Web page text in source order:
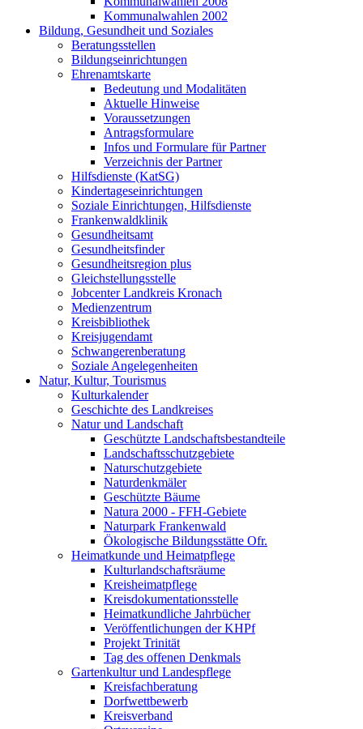
Kommunalwahlen 2002
Bildung, Gesundheit und Soziales
Beratungsstellen
Bildungseinrichtungen
Ehrenamtskarte
Bedeutung und Modalitäten
Aktuelle Hinweise
Voraussetzungen
Antragsformulare
Infos und Formulare für Partner
Verzeichnis der Partner
Hilfsdienste (KatSG)
Kindertageseinrichtungen
Soziale Einrichtungen, Hilfsdienste
Frankenwaldklinik
Gesundheitsamt
Gesundheitsfinder
Gesundheitsregion plus
Gleichstellungsstelle
Jobcenter Landkreis Kronach
Medienzentrum
Kreisbibliothek
Kreisjugendamt
Schwangerenberatung
Soziale Angelegenheiten
Natur, Kultur, Tourismus
Kulturkalender
Geschichte des Landkreises
Natur und Landschaft
Geschützte Landschaftsbestandteile
Landschaftsschutzgebiete
Naturschutzgebiete
Naturdenkmäler
Geschützte Bäume
Natura 2000 - FFH-Gebiete
Naturpark Frankenwald
Ökologische Bildungsstätte Ofr.
Heimatkunde und Heimatpflege
Kulturlandschaftsräume
Kreisheimatpflege
Kreisdokumentationsstelle
Heimatkundliche Jahrbücher
Veröffentlichungen der KHPf
Projekt Trinität
Tag des offenen Denkmals
Gartenkultur und Landespflege
Kreisfachberatung
Dorfwettbewerb
Kreisverband